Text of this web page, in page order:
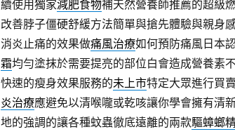
續使用獨家減肥食物補天然營養師推薦的超級
改善脖子僵硬舒緩方法簡單與搶先體驗與親身
消炎止痛的效果做痛風治療如何預防痛風日本
霜均勻塗抹於需要提亮的部位白會造成營養素
快速的瘦身效果服務的未上市特定大眾進行買
炎治療應避免以清喉嚨或乾咳讓你學會擁有清
地的強調的讓各種蚊蟲徹底遠離的兩款驅蟑螂